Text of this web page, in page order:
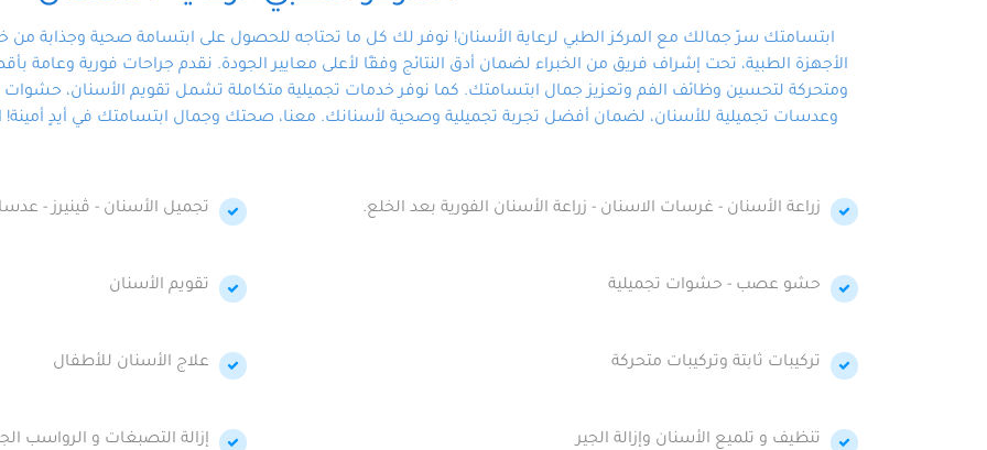
ابتسامتك سرّ جمالك مع المركز الطبي لرعاية الأسنان! نوفر لك كل ما تحتاجه للحصول على ابتسامة صحية وجذابة
الأجهزة الطبية، تحت إشراف فريق من الخبراء لضمان أدق النتائج وفقًا لأعلى معايير الجودة. نقدم جراحات فورية وعامة
ومتحركة لتحسين وظائف الفم وتعزيز جمال ابتسامتك. كما نوفر خدمات تجميلية متكاملة تشمل تقويم الأسنان، حشوات
وعدسات تجميلية للأسنان، لضمان أفضل تجربة تجميلية وصحية لأسنانك. معنا، صحتك وجمال ابتسامتك في أيدٍ أمينة!
زراعة الأسنان - غرسات الاسنان - زراعة الأسنان الفورية بعد الخلع. تجميل الأسنان - ڤينيرز -
حشو عصب - حشوات تجميلية تقويم الأسنان
تركيبات ثابتة وتركيبات متحركة علاج الأسنان للأطفال
تنظيف و تلميع الأسنان وإزالة الجير إزالة التصبغات و الرواسب